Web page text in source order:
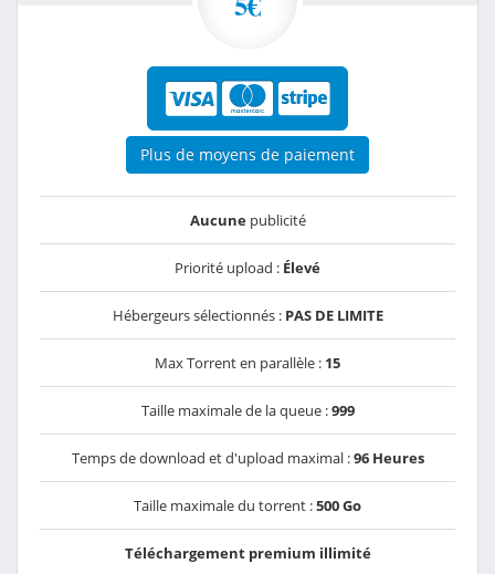
Plus de moyens de paiement
Aucunepublicité
Priorité upload : Élevé
Hébergeurs sélectionnés : PAS DE LIMITE
Max Torrent en parallèle : 15
Taille maximale de la queue :999
Temps de download et d'upload maximal :96 Heures
Taille maximale du torrent :500 Go
Téléchargement premium illimité